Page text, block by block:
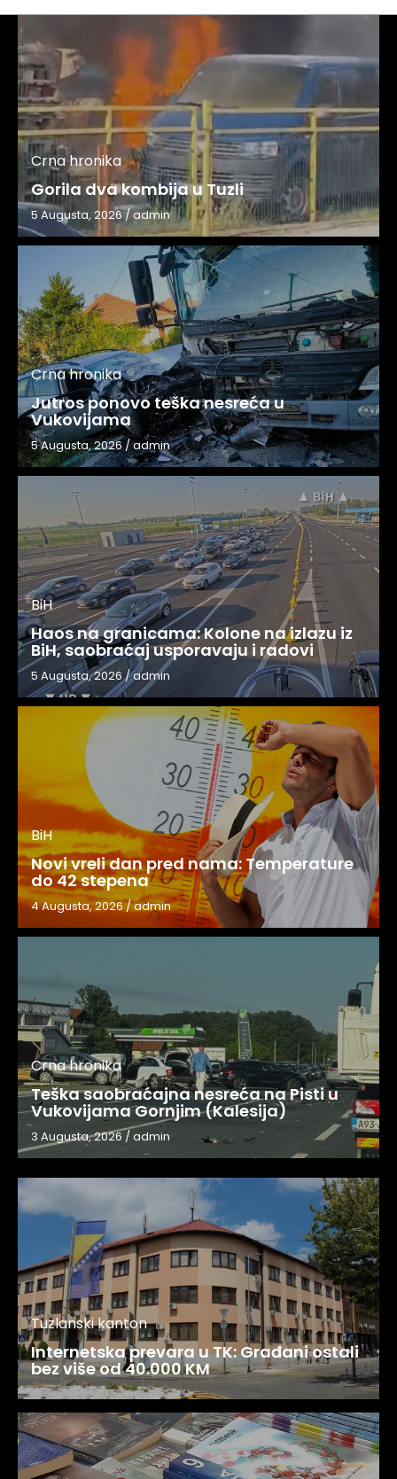
Crna hronika
Gorila dva kombija u Tuzli
5 Augusta, 2026/admin
Crna hronika
Jutros ponovo teška nesreća u
Vukovijama
5 Augusta, 2026/admin
BiH
Haos na granicama: Kolone na izlazu iz
BiH, saobraćaj usporavaju i radovi
5 Augusta, 2026/admin
BiH
Novi vreli dan pred nama: Temperature
do 42 stepena
4 Augusta, 2026/admin
Crna hronika
Teška saobraćajna nesreća na Pisti u
Vukovijama Gornjim (Kalesija)
3 Augusta, 2026 / admin
Tuzlanski kanton
Internetska prevara u TK: Građani ostali
bez više od 40.000 KM